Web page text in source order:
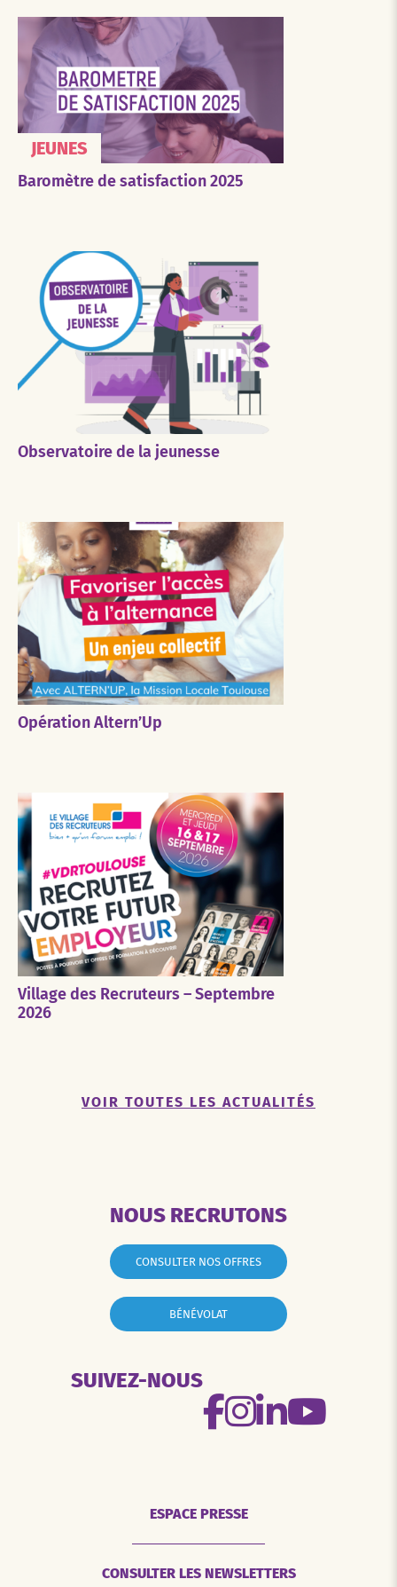
JEUNES
Baromètre de satisfaction 2025
Observatoire de la jeunesse
Opération Altern’Up
Village des Recruteurs – Septembre
2026
VOIR TOUTES LES ACTUALITÉS
NOUS RECRUTONS
CONSULTER NOS OFFRES
BÉNÉVOLAT
SUIVEZ-NOUS
ESPACE PRESSE
CONSULTER LES NEWSLETTERS